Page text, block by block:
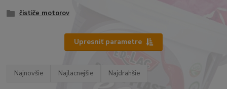
čističe motorov
Upresniť parametre
Najnovšie Najlacnejšie Najdrahšie